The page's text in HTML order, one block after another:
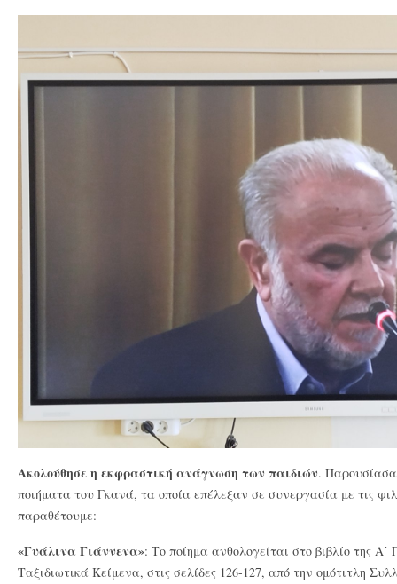
Ακολούθησε η εκφραστική ανάγνωση των παιδιών.
ποιήματα του Γκανά, τα οποία επέλεξαν σε συνεργασία με τις
παραθέτουμε:
«Γυάλινα Γιάννενα»: Το ποίημα ανθολογείται στο βιβλίο της
Ταξιδιωτικά Κείμενα, στις σελίδες 126-127, από την ομότιτλη